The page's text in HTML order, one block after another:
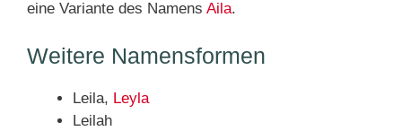
eine Variante des Namens Aila.
Weitere Namensformen
Leila, Leyla
Leilah